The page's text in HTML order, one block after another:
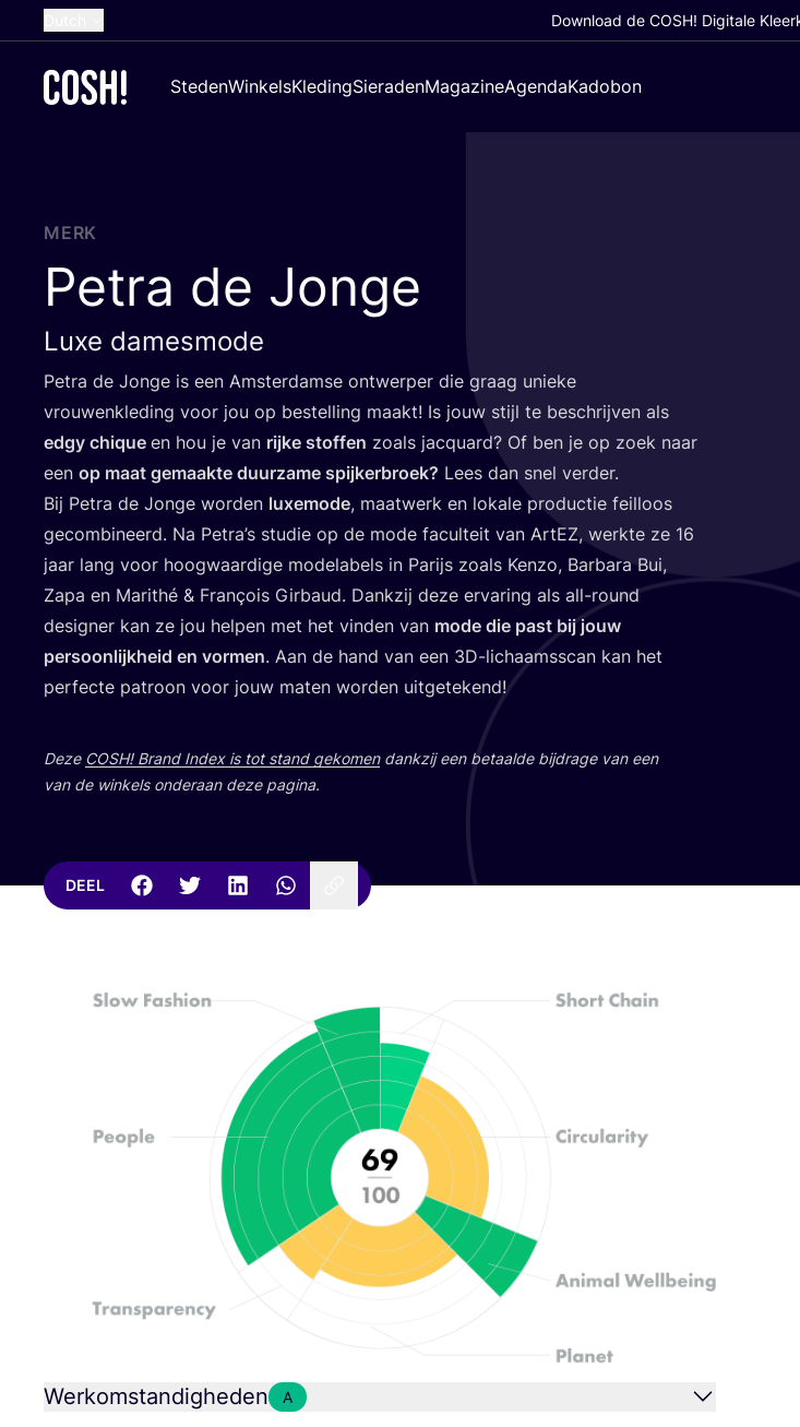
French
Croatian
Download de COSH! Digitale
StedenWinkelsKledingSieradenMagazineAgendaKadobon
MERK
Petra de Jonge
Luxe damesmode
Pet­ra de Jon­ge is een Amster­dam­se ont­wer­per die graag unie­ke
vrou­wen­kle­ding voor jou op bestel­ling maakt! Is jouw stijl te beschrij­ven als
edgy chi­que en hou je van rij­ke stof­fen zoals jac­quard? Of ben je op zoek naar
een op maat gemaak­te duur­za­me spij­ker­broek? Lees dan snel verder.
Bij Pet­ra de Jon­ge wor­den luxe­mo­de, maat­werk en loka­le pro­duc­tie feil­loos
gecom­bi­neerd. Na Petra’s stu­die op de mode facul­teit van ArtEZ, werk­te ze 16
jaar lang voor hoog­waar­di­ge mode­la­bels in Parijs zoals Ken­zo, Bar­ba­ra Bui,
Zapa en Marithé & Fran­çois Gir­baud. Dank­zij deze erva­ring als all-round
desig­ner kan ze jou hel­pen met het vin­den van mode die past bij jouw
per­soon­lijk­heid en vor­men. Aan de hand van een 3D-lichaams­scan kan het
per­fec­te patroon voor jouw maten wor­den uitgetekend!
Deze COSH! Brand Index is tot stand geko­mendank­zij een betaal­de bij­dra­ge van een
van de win­kels onder­aan deze pagina.
DEEL
Werkomstandigheden A